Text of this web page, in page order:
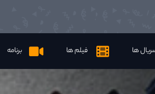
ها فیلم ها برنامه